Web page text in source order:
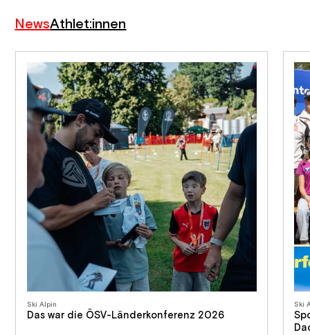
NewsAthlet:innen
Ski Alpin
Das war die ÖSV-Länderkonferenz 2026
Ski